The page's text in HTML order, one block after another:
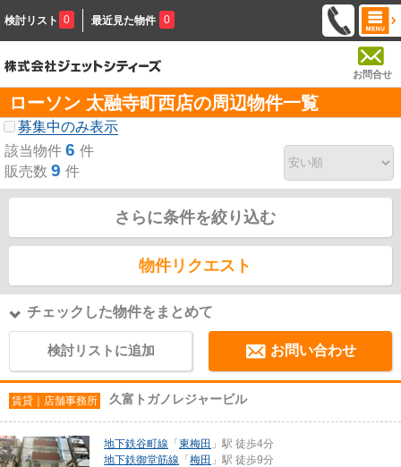
検討リスト 0 最近見た物件 0
お問合せ
ローソン 太融寺町西店の周辺物件一覧
募集中のみ表示
該当物件 6 件
販売数 9 件
さらに条件を絞り込む
物件リクエスト
チェックした物件をまとめて
検討リストに追加 お問い合わせ
賃貸｜店舗事務所 久富トガノレジャービル
地下鉄谷町線 「 東梅田 」駅 徒歩4分
地下鉄御堂筋線 「 梅田 」駅 徒歩9分